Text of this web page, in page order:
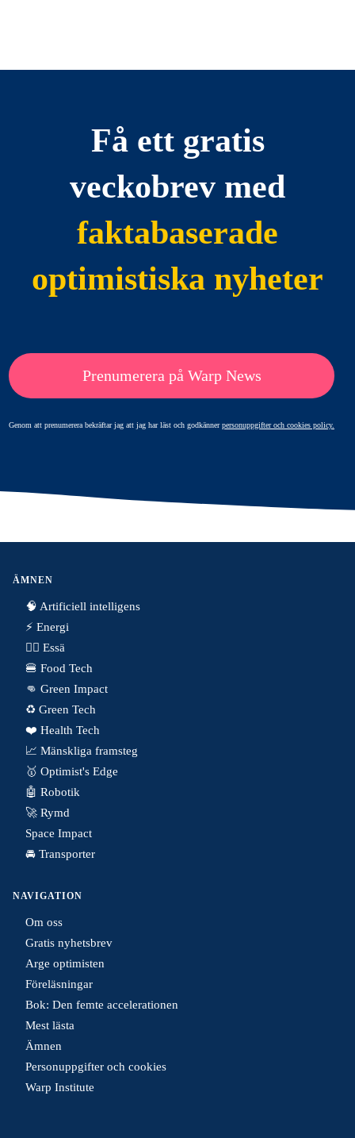
Få ett gratis
veckobrev med
faktabaserade
optimistiska nyheter
Prenumerera på Warp News
Genom att prenumerera bekräftar jag att jag har läst och godkännerpersonuppgifter och cookies policy.
ÄMNEN
🧠 Artificiell intelligens
⚡️ Energi
✍🏼 Essä
🍔 Food Tech
👊 Green Impact
♻️ Green Tech
❤️ Health Tech
📈 Mänskliga framsteg
🥇 Optimist's Edge
🤖 Robotik
🚀 Rymd
Space Impact
🚘 Transporter
NAVIGATION
Om oss
Gratis nyhetsbrev
Arge optimisten
Föreläsningar
Bok: Den femte accelerationen
Mest lästa
Ämnen
Personuppgifter och cookies
Warp Institute